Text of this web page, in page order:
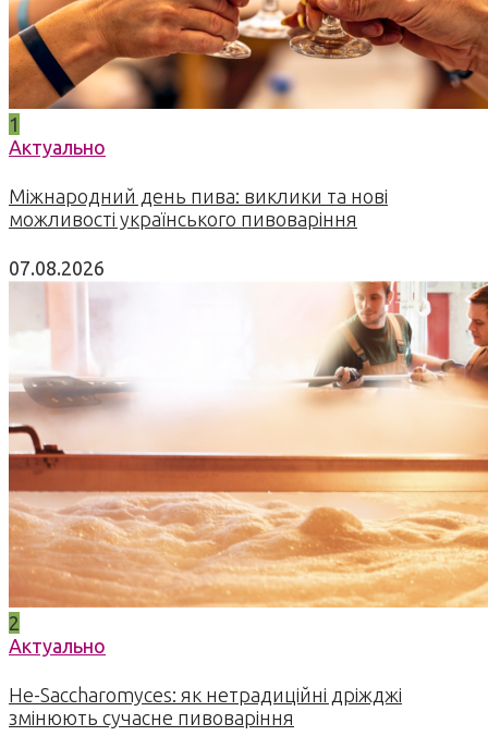
1
Актуально
Міжнародний день пива: виклики та нові
можливості українського пивоваріння
07.08.2026
2
Актуально
Не-Saccharomyces: як нетрадиційні дріжджі
змінюють сучасне пивоваріння